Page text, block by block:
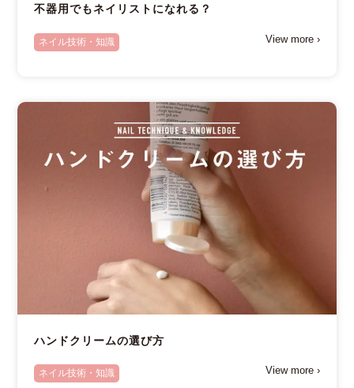
不器用でもネイリストになれる？
ネイル技術・知識 View more ›
ハンドクリームの選び方
ネイル技術・知識 View more ›